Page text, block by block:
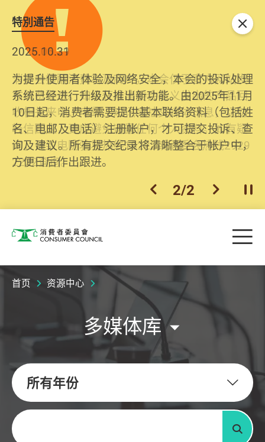
特別通告
2026.06.29
消委会提醒消费者及商户，本会仅于官方网站发
布消费警示。如接获以消委会名义发出的产品回
收相关来电、电邮、短讯或社交媒体讯息，切勿
轻信回应，更应避免透露任何个人资料。如有疑
问，请致电防骗易热线18222或消委会热线2929
2222查询。
2025.10.31
为提升使用者体验及网络安全，本会的投诉处理
系统已经进行升级及推出新功能。由2025年11月
10日起，消费者需要提供基本联络资料（包括姓
名、电邮及电话）注册帐户，才可提交投诉、查
询及建议。所有提交纪录将清晰整合于帐户中，
方便日后作出跟进。
上一个
2/2 下一个开
关闭
消费者委员会 目
首页 资源中心
多媒体库
所有年份
关键字
搜寻